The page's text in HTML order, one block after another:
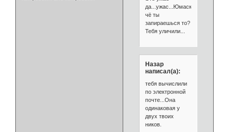
да...ужас...Юмаскер,
чё ты
запираешься то?
Тебя уличили...
Назар
написал(а):
тебя вычислили
по электронной
почте...Она
одинаковая у
двух твоих
ников.